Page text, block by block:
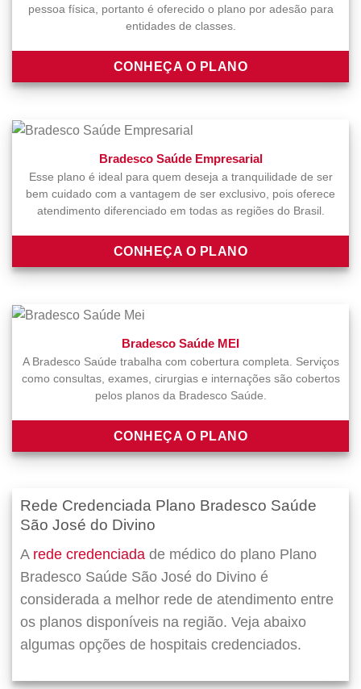
pessoa física, portanto é oferecido o plano por adesão para
entidades de classes.
CONHEÇA O PLANO
Bradesco Saúde Empresarial
Esse plano é ideal para quem deseja a tranquilidade de ser
bem cuidado com a vantagem de ser exclusivo, pois oferece
atendimento diferenciado em todas as regiões do Brasil.
CONHEÇA O PLANO
Bradesco Saúde MEI
A Bradesco Saúde trabalha com cobertura completa. Serviços
como consultas, exames, cirurgias e internações são cobertos
pelos planos da Bradesco Saúde.
CONHEÇA O PLANO
Rede Credenciada Plano Bradesco Saúde
São José do Divino
A rede credenciada de médico do plano Plano
Bradesco Saúde São José do Divino é
considerada a melhor rede de atendimento entre
os planos disponíveis na região. Veja abaixo
algumas opções de hospitais credenciados.